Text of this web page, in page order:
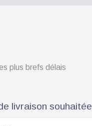
plus brefs délais
livraison souhaitée